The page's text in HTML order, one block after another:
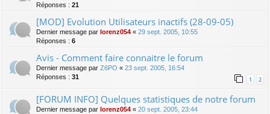
Réponses : 21
[MOD] Evolution Utilisateurs inactifs (28-09-05)
Dernier message par lorenz054 « 29 sept. 2005, 10:55
Réponses : 6
Avis - Comment faire connaitre le forum
Dernier message par Z6PO « 23 sept. 2005, 16:54
Réponses : 31 1 2
[FORUM INFO] Quelques statistiques de notre forum
Dernier message par lorenz054 « 20 sept. 2005, 23:44